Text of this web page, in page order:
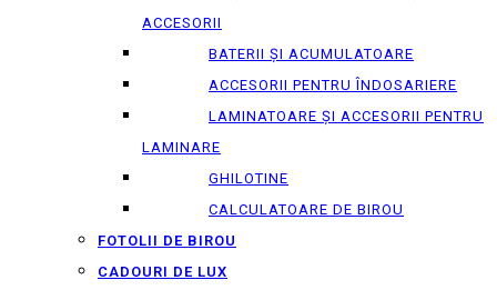
ACCESORII
BATERII ȘI ACUMULATOARE
ACCESORII PENTRU ÎNDOSARIERE
LAMINATOARE ȘI ACCESORII PENTRU
LAMINARE
GHILOTINE
CALCULATOARE DE BIROU
FOTOLII DE BIROU
CADOURI DE LUX